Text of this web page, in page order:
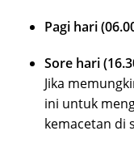
Pagi hari
Sore hari
Jika
ini untuk
kemacetan di